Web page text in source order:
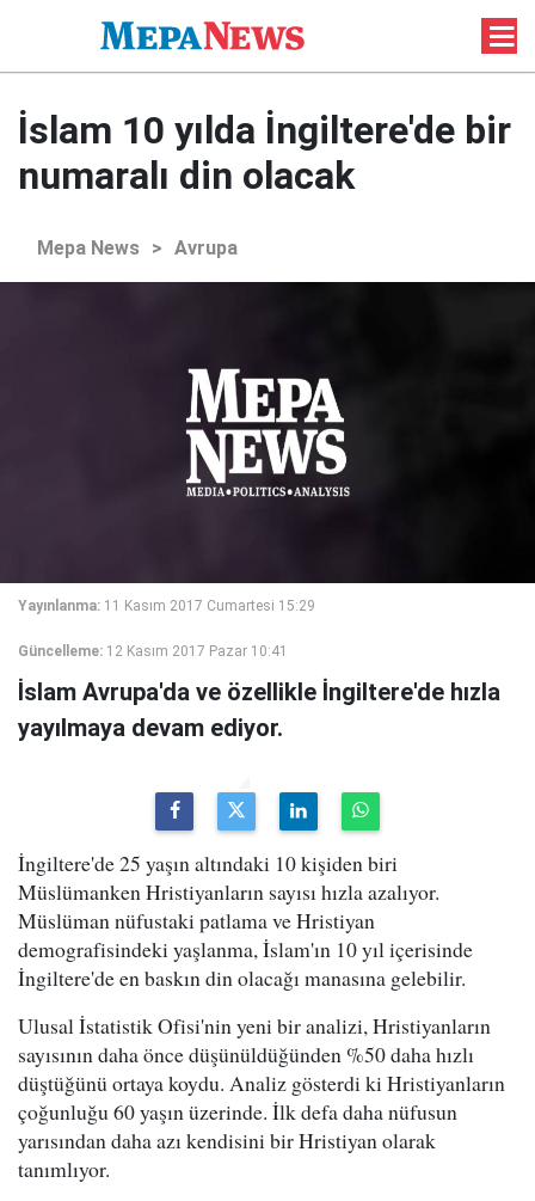
İslam 10 yılda İngiltere'de bir
numaralı din olacak
Mepa News > Avrupa
Yayınlanma: 11 Kasım 2017 Cumartesi 15:29
Güncelleme: 12 Kasım 2017 Pazar 10:41
İslam Avrupa'da ve özellikle İngiltere'de hızla
yayılmaya devam ediyor.
İngiltere'de 25 yaşın altındaki 10 kişiden biri
Müslümanken Hristiyanların sayısı hızla azalıyor.
Müslüman nüfustaki patlama ve Hristiyan
demografisindeki yaşlanma, İslam'ın 10 yıl içerisinde
İngiltere'de en baskın din olacağı manasına gelebilir.
Ulusal İstatistik Ofisi'nin yeni bir analizi, Hristiyanların
sayısının daha önce düşünüldüğünden %50 daha hızlı
düştüğünü ortaya koydu. Analiz gösterdi ki Hristiyanların
çoğunluğu 60 yaşın üzerinde. İlk defa daha nüfusun
yarısından daha azı kendisini bir Hristiyan olarak
tanımlıyor.